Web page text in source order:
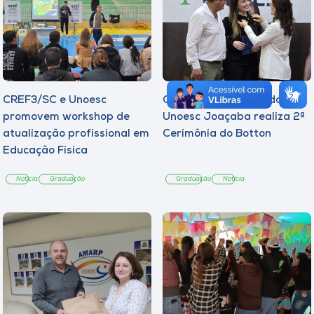
CREF3/SC e Unoesc
promovem workshop de
atualização profissional em
Educação Física
Notícia Graduação
Curso de Psicologia da
Unoesc Joaçaba realiza 2ª
Cerimônia do Botton
Graduação Notícia